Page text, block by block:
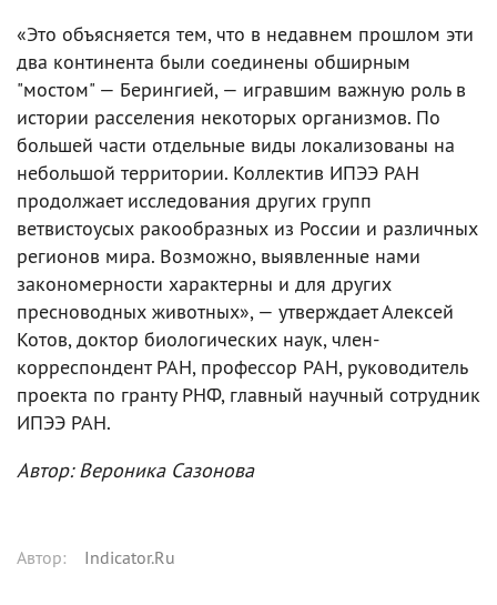
«Это объясняется тем, что в недавнем прошлом эти
два континента были соединены обширным
"мостом" — Берингией, — игравшим важную роль в
истории расселения некоторых организмов. По
большей части отдельные виды локализованы на
небольшой территории. Коллектив ИПЭЭ РАН
продолжает исследования других групп
ветвистоусых ракообразных из России и различных
регионов мира. Возможно, выявленные нами
закономерности характерны и для других
пресноводных животных», — утверждает Алексей
Котов, доктор биологических наук, член-
корреспондент РАН, профессор РАН, руководитель
проекта по гранту РНФ, главный научный сотрудник
ИПЭЭ РАН.
Автор: Вероника Сазонова
Автор: Indicator.Ru